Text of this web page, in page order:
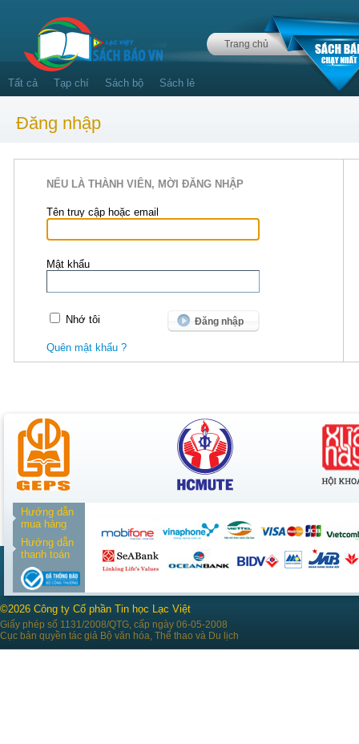
Trang chủ
Tất cả Tạp chí Sách bộ Sách lẻ
Đăng nhập
NẾU LÀ THÀNH VIÊN, MỜI ĐĂNG NHẬP
Tên truy cập hoặc email
Mật khẩu
Nhớ tôi
Quên mật khẩu ?
Hướng dẫn
mua hàng
Hướng dẫn
thanh toán
©2026 Công ty Cổ phần Tin học Lạc Việt
Giấy phép số 1131/2008/QTG, cấp ngày 06-05-2008
Cục bản quyền tác giả Bộ văn hóa, Thể thao và Du lịch